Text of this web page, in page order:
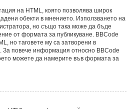
на HTML, която позволява широк
обекти в мнението. Използването на
но също така може да бъде
от формата за публикуване. BBCode
но таговете му са затворени в
За повече информация относно BBCode
можете да намерите във формата за